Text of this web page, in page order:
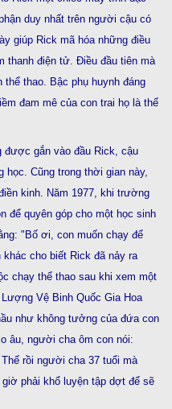
duy nhất trên người cậu có
giúp Rick mã hóa những điều
thanh điện tử. Điều đầu tiên mà
thao. Bậc phụ huynh đáng
đam mê của con trai họ là thể
được gắn vào đầu Rick, cậu
Cũng trong thời gian này,
kinh. Năm 1977, khi trường
để quyên góp cho một học sinh
"Bố ơi, con muốn chạy để
cho biết Rick đã nảy ra
chạy thể thao sau khi xem một
Vệ Binh Quốc Gia Hoa
như không tưởng của đứa con
âu, người cha ôm con nói:
rồi người cha 37 tuổi mà
phải khổ luyện tập dợt để sẽ